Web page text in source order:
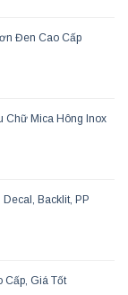
Đen Cao Cấp
Chữ Mica Hông Inox
Backlit, PP
Cấp, Giá Tốt